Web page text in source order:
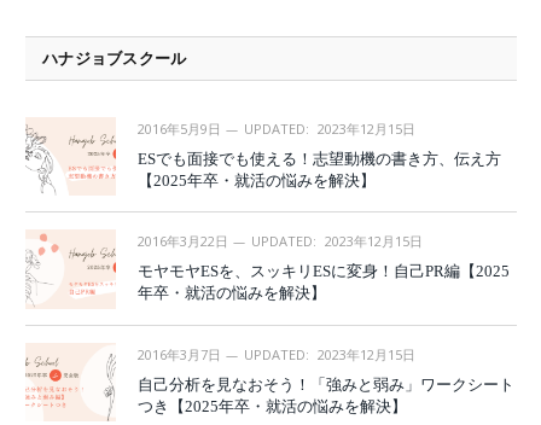
ハナジョブスクール
2016年5月9日 UPDATED: 2023年12月15日
ESでも面接でも使える！志望動機の書き方、伝え方
【2025年卒・就活の悩みを解決】
2016年3月22日 UPDATED: 2023年12月15日
モヤモヤESを、スッキリESに変身！自己PR編【2025
年卒・就活の悩みを解決】
2016年3月7日 UPDATED: 2023年12月15日
自己分析を見なおそう！「強みと弱み」ワークシート
つき【2025年卒・就活の悩みを解決】